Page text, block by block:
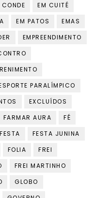
CONDE
EM CUITÉ
EM PATOS
EMAS
EMPREENDIMENTO
PARALÍMPICO
EXCLUÍDOS
FARMAR AURA
FÉ
FESTA
FESTA JUNINA
FOLIA
FREI
FREI MARTINHO
GLOBO